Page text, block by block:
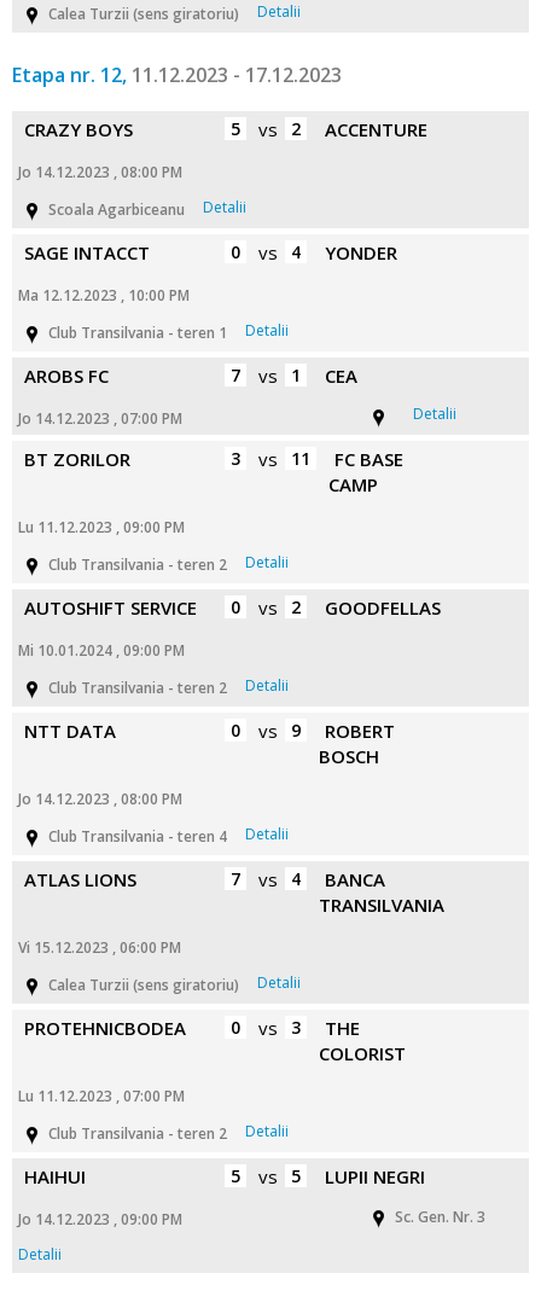
Calea Turzii (sens giratoriu)
Detalii
Etapa nr. 12, 11.12.2023 - 17.12.2023
CRAZY BOYS 5 vs 2 ACCENTURE
Jo 14.12.2023 , 08:00 PM
Scoala Agarbiceanu
Detalii
SAGE INTACCT 0 vs 4 YONDER
Ma 12.12.2023 , 10:00 PM
Club Transilvania - teren 1
Detalii
AROBS FC 7 vs 1 CEA
Jo 14.12.2023 , 07:00 PM Detalii
BT ZORILOR 3 vs 11
FC BASE
CAMP
Lu 11.12.2023 , 09:00 PM
Club Transilvania - teren 2
Detalii
AUTOSHIFT SERVICE 0 vs 2 GOODFELLAS
Mi 10.01.2024 , 09:00 PM
Club Transilvania - teren 2
Detalii
NTT DATA 0 vs 9
ROBERT
BOSCH
Jo 14.12.2023 , 08:00 PM
Club Transilvania - teren 4
Detalii
ATLAS LIONS 7 vs 4
BANCA
TRANSILVANIA
Vi 15.12.2023 , 06:00 PM
Calea Turzii (sens giratoriu)
Detalii
PROTEHNICBODEA 0 vs 3
THE
COLORIST
Lu 11.12.2023 , 07:00 PM
Club Transilvania - teren 2
Detalii
HAIHUI 5 vs 5 LUPII NEGRI
Jo 14.12.2023 , 09:00 PM
Sc. Gen. Nr. 3
Detalii